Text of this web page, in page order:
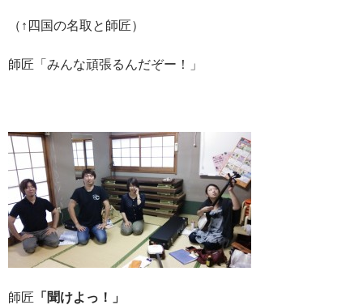
（↑四国の名取と師匠）
師匠「みんな頑張るんだぞー！」
師匠 「聞けよっ！」